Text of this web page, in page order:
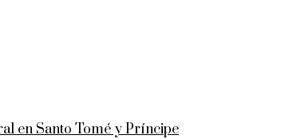
en Santo Tomé y Príncipe